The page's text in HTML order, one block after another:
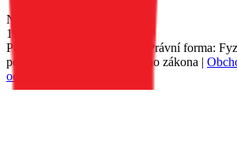
Nedostupné
139 Kč
Petr Matyáš, IČ: 00705331, Právní forma:
podnikající dle živnostenského zákona |
ochrana osobních údajů